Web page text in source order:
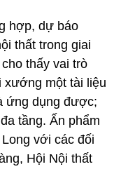
hợp, dự báo
thất trong giai
thấy vai trò
xướng một tài liệu
ứng dụng được;
tầng. Ấn phẩm
với các đối
Hội Nội thất